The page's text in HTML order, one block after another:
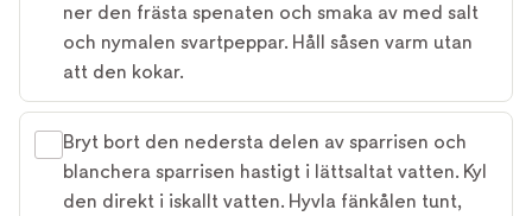
ner den frästa spenaten och smaka av med salt
och nymalen svartpeppar. Håll såsen varm utan
att den kokar.
Bryt bort den nedersta delen av sparrisen och
blanchera sparrisen hastigt i lättsaltat vatten. Kyl
den direkt i iskallt vatten. Hyvla fänkålen tunt,